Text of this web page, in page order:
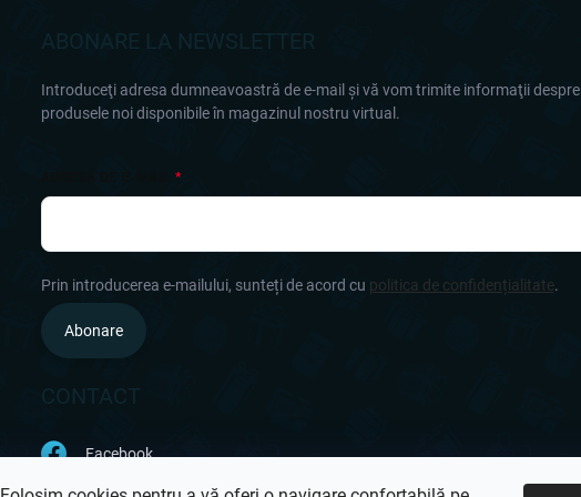
ABONARE LA NEWSLETTER
Introduceţi adresa dumneavoastră de e-mail şi vă vom trimite informaţii despre
produsele noi disponibile în magazinul nostru virtual.
Prin introducerea e-mailului, sunteți de acord cu politica de confidențialitate.
Abonare
CONTACT
Facebook